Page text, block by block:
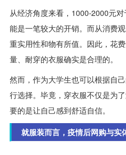
从经济角度来看，1000-2000元
能是一笔较大的开销。而从消费
重实用性和物有所值。因此，花
量、耐穿的衣服确实是合理的。
然而，作为大学生也可以根据自
行选择。毕竟，穿衣服不仅是为
要的是让自己感到舒适自信。
就服装而言，疫情后网购与实